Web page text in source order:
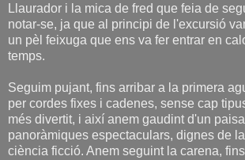
Llaurador i la mica de fred que feia de
notar-se, ja que al principi de l'excursió
un pèl feixuga que ens va fer entrar en
temps.
Seguim pujant, fins arribar a la primera
per cordes fixes i cadenes, sense cap
més divertit, i així anem gaudint d'un
panoràmiques espectaculars, dignes de
ciència ficció. Anem seguint la carena,